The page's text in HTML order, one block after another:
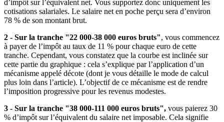
d’impôt sur l’équivalent net. Vous supportez donc uniquement les
cotisations salariales. Le salaire net en poche perçu sera d’environ
78 % de son montant brut.
2 - Sur la tranche "22 000-38 000 euros bruts", vous commencez
à payer de l’impôt au taux de 11 % pour chaque euro de cette
tranche. Cependant, vous constatez que la courbe est inclinée sur
cette partie du graphique : cela s’explique par l’application d’un
mécanisme appelé décote (dont je vous détaille le mode de calcul
plus loin dans l’article). L’objectif de ce mécanisme est de rendre
l’imposition progressive pour les revenus modestes.
3 - Sur la tranche "38 000-111 000 euros bruts", vous paierez 30
% d’impôt sur l’équivalent du salaire net imposable. Cela signifie